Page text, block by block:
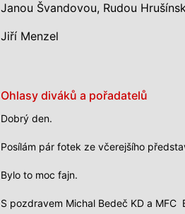
Janou Švandovou, Rudou
Jiří Menzel
Ohlasy diváků a pořadatelů
Dobrý den.
Posílám pár fotek ze včerejšího
Bylo to moc fajn.
S pozdravem Michal Bedeč KD a MFC